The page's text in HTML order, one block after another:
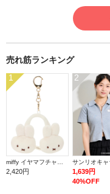
売れ筋ランキング
1
miffy イヤマフチャーム ミッフィー【ミッフィー】
2,420円
2
1,639円
40%OFF